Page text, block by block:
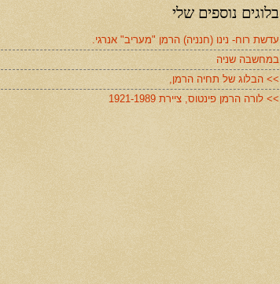
בלוגים נוספים שלי
עדשת רוח- נינו (חנניה) הרמן "מעריב" אנרגי.
במחשבה שניה
>> הבלוג של תחיה הרמן,
>> לורה הרמן פינטוס, ציירת 1921-1989